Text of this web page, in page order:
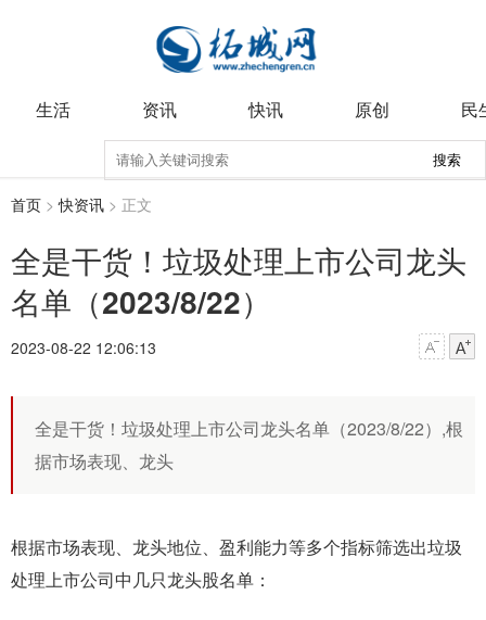
生活 资讯 快讯 原创 民
搜索
首页 >快资讯 > 正文
全是干货！垃圾处理上市公司龙头
名单（2023/8/22）
2023-08-22 12:06:13
全是干货！垃圾处理上市公司龙头名单（2023/8/22）,根
据市场表现、龙头
根据市场表现、龙头地位、盈利能力等多个指标筛选出垃圾
处理上市公司中几只龙头股名单：